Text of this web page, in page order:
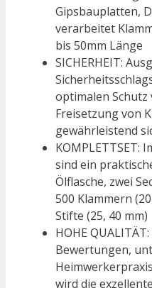
Gipsbauplatten,
verarbeitet
bis 50mm Länge
SICHERHEIT:
optimalen
Freisetzung von
gewährleistend
KOMPLETTSET:
sind ein
Ölflasche, zwei
500 Klammern
Stifte (25, 40 mm)
HOHE
Bewertungen,
wird die